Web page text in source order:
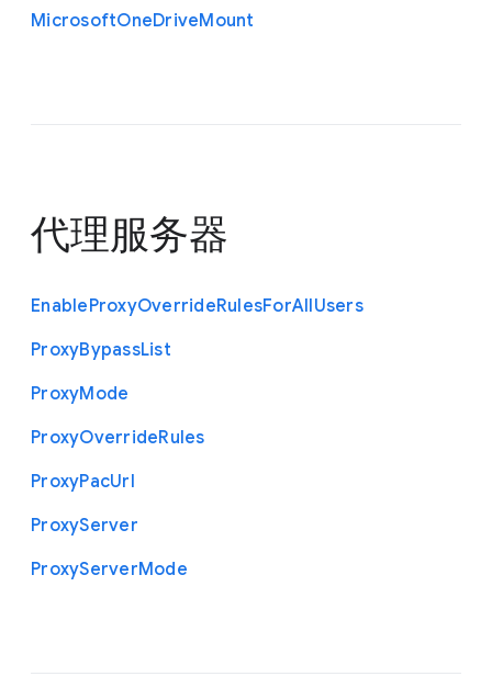
MicrosoftOneDriveMount
代理服务器
EnableProxyOverrideRulesForAllUsers
ProxyBypassList
ProxyMode
ProxyOverrideRules
ProxyPacUrl
ProxyServer
ProxyServerMode